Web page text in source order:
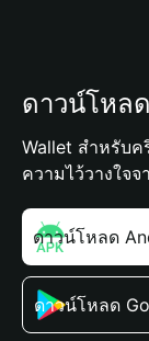
ดาวน์โหล
Wallet สำหรับ
ความไว้วางใจ
ดาวน์โหลด
ดาวน์โหลด